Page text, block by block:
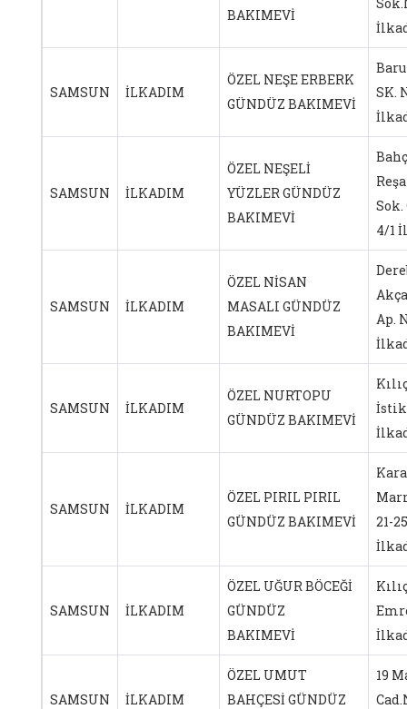
BAKIMEVİ
SAMSUN İLKADIM
ÖZEL NEŞE ERBERK
GÜNDÜZ BAKIMEVİ
SK.
SAMSUN İLKADIM
ÖZEL NEŞELİ
YÜZLER GÜNDÜZ
BAKIMEVİ
4/1
SAMSUN İLKADIM
ÖZEL NİSAN
MASALI GÜNDÜZ
BAKIMEVİ
Ap.
SAMSUN İLKADIM
ÖZEL NURTOPU
GÜNDÜZ BAKIMEVİ
SAMSUN İLKADIM
ÖZEL PIRIL PIRIL
GÜNDÜZ BAKIMEVİ
21-
SAMSUN İLKADIM
ÖZEL UĞUR BÖCEĞİ
GÜNDÜZ
BAKIMEVİ
SAMSUN İLKADIM
ÖZEL UMUT
BAHÇESİ GÜNDÜZ
19